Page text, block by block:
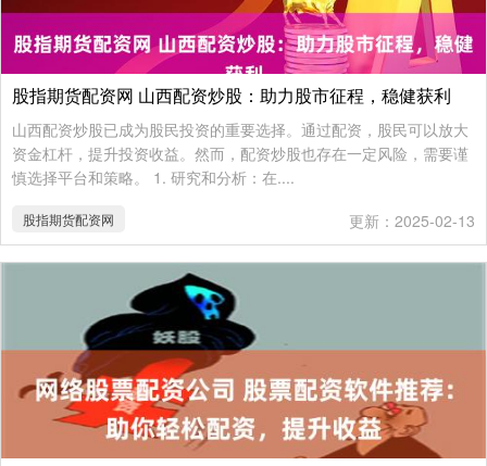
股指期货配资网 山西配资炒股：助力股市征程，稳健获利
山西配资炒股已成为股民投资的重要选择。通过配资，股民可以放大
资金杠杆，提升投资收益。然而，配资炒股也存在一定风险，需要谨
慎选择平台和策略。 1. 研究和分析：在....
股指期货配资网 更新：2025-02-13